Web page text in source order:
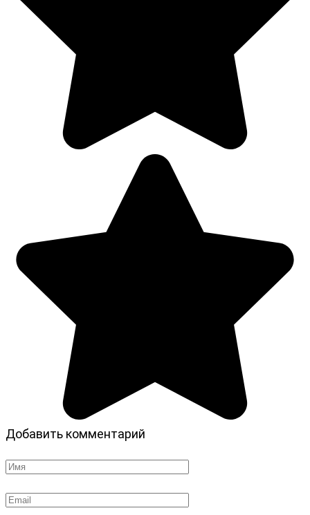
Добавить комментарий
Имя
Email